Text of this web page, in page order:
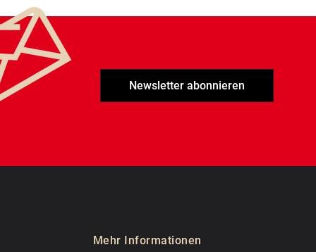
Newsletter abonnieren
Mehr Informationen